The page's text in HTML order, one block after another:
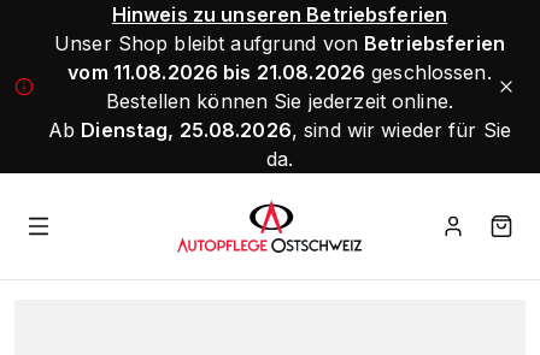
Hinweis zu unseren Betriebsferien
Unser Shop bleibt aufgrund von Betriebsferien
vom 11.08.2026 bis 21.08.2026 geschlossen.
Bestellen können Sie jederzeit online.
Ab Dienstag, 25.08.2026, sind wir wieder für Sie
da.